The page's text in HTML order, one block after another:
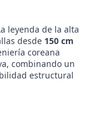
leyenda de la alta
desde 150 cm
coreana
combinando un
estructural